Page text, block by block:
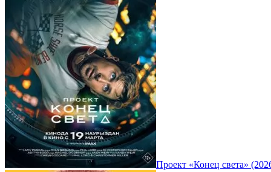
Проект «Конец света»